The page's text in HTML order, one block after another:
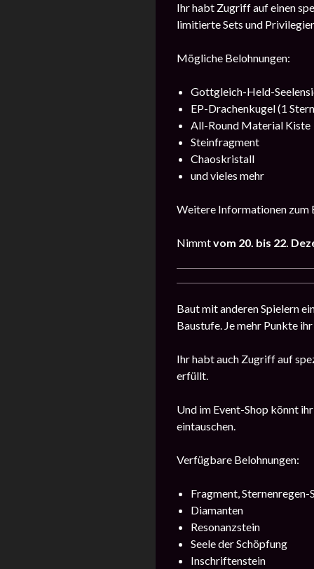
Ihr habt Zugriff auf einen
limitierte Sets und
Mögliche Belohnungen:
Gottgleich-Held-
EP-Drachenkugel (1
All-Round Material Kiste
Steinfragment
Chaoskristall
und vieles mehr
Weitere Informationen zum
Nimmtvom 20. bis 22.
Baut mit anderen Spielern
Baustufe. Je mehr Punkte
Ihr habt auch Zugriff auf
erfüllt.
Und im Event-Shop könnt
eintauschen.
Verfügbare Belohnungen:
Fragment, Sternenregen-
Diamanten
Resonanzstein
Seele der Schöpfung
Inschriftenstein